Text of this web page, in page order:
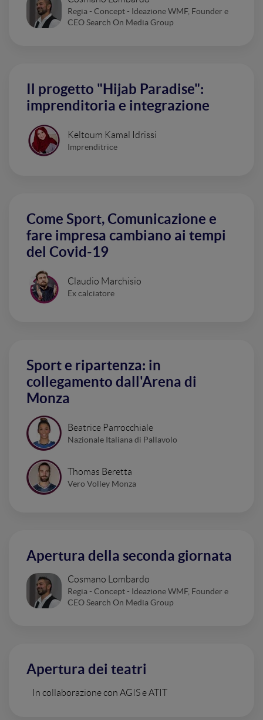
Regia - Concept - Ideazione WMF, Founder e
CEO Search On Media Group
Il progetto "Hijab Paradise":
imprenditoria e integrazione
Keltoum Kamal Idrissi
Imprenditrice
Come Sport, Comunicazione e
fare impresa cambiano ai tempi
del Covid-19
Claudio Marchisio
Ex calciatore
Sport e ripartenza: in
collegamento dall'Arena di
Monza
Beatrice Parrocchiale
Nazionale Italiana di Pallavolo
Thomas Beretta
Vero Volley Monza
Apertura della seconda giornata
Cosmano Lombardo
Regia - Concept - Ideazione WMF, Founder e
CEO Search On Media Group
Apertura dei teatri
In collaborazione con AGIS e ATIT